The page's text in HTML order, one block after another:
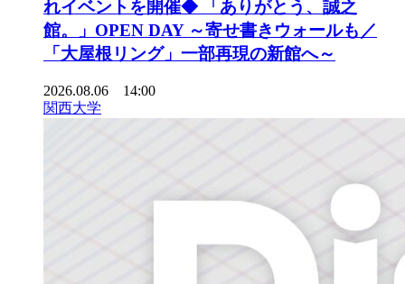
れイベントを開催◆ 「ありがとう、誠之
館。」OPEN DAY ～寄せ書きウォールも／
「大屋根リング」一部再現の新館へ～
2026.08.06 14:00
関西大学